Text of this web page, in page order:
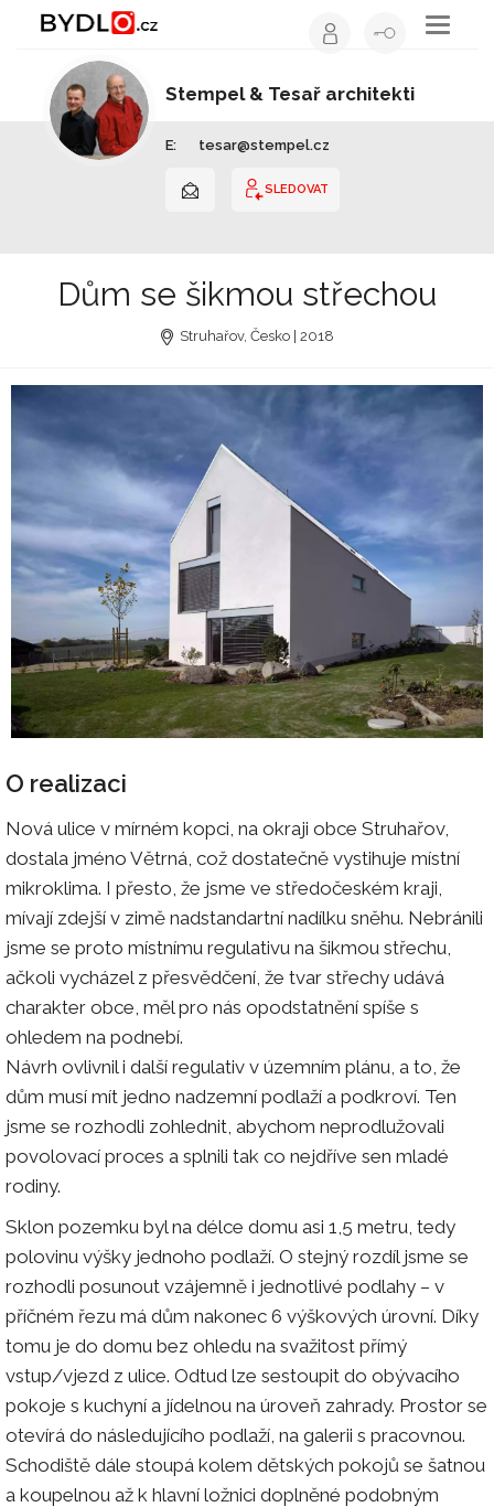
Toggle
Stempel & Tesař architekti
E: tesar@stempel.cz
SLEDOVAT
Dům se šikmou střechou
Struhařov, Česko | 2018
O realizaci
Nová ulice v mírném kopci, na okraji obce Struhařov,
dostala jméno Větrná, což dostatečně vystihuje místní
mikroklima. I přesto, že jsme ve středočeském kraji,
mívají zdejší v zimě nadstandartní nadílku sněhu. Nebránili
jsme se proto místnímu regulativu na šikmou střechu,
ačkoli vycházel z přesvědčení, že tvar střechy udává
charakter obce, měl pro nás opodstatnění spíše s
ohledem na podnebí.
Návrh ovlivnil i další regulativ v územním plánu, a to, že
dům musí mít jedno nadzemní podlaží a podkroví. Ten
jsme se rozhodli zohlednit, abychom neprodlužovali
povolovací proces a splnili tak co nejdříve sen mladé
rodiny.
Sklon pozemku byl na délce domu asi 1,5 metru, tedy
polovinu výšky jednoho podlaží. O stejný rozdíl jsme se
rozhodli posunout vzájemně i jednotlivé podlahy – v
příčném řezu má dům nakonec 6 výškových úrovní. Díky
tomu je do domu bez ohledu na svažitost přímý
vstup/vjezd z ulice. Odtud lze sestoupit do obývacího
pokoje s kuchyní a jídelnou na úroveň zahrady. Prostor se
otevírá do následujícího podlaží, na galerii s pracovnou.
Schodiště dále stoupá kolem dětských pokojů se šatnou
a koupelnou až k hlavní ložnici doplněné podobným